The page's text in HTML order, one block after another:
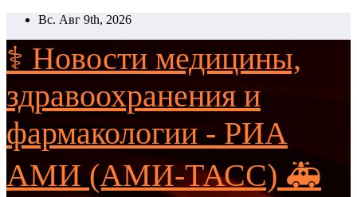
Перейти
содержимому
Вс. Авг 9th, 2026
⚕️ Новости медицины,
здравоохранения и
фармакологии - РИА
АМИ (АМИ-ТАСС) 🚑